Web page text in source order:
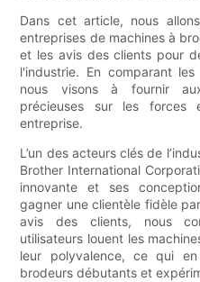
Dans cet article, nous
entreprises de machines à
et les avis des clients pour
l'industrie. En comparant
nous visons à fournir
précieuses sur les forces
entreprise.
L’un des acteurs clés de
Brother International
innovante et ses
gagner une clientèle fidèle
avis des clients, nous
utilisateurs louent les
leur polyvalence, ce qui
brodeurs débutants et